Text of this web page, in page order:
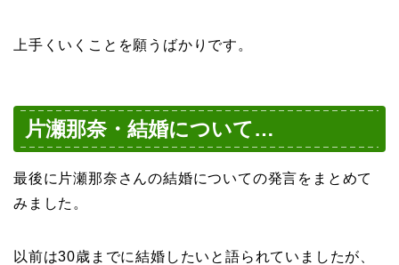
上手くいくことを願うばかりです。
片瀬那奈・結婚について…
最後に片瀬那奈さんの結婚についての発言をまとめて
みました。
以前は30歳までに結婚したいと語られていましたが、